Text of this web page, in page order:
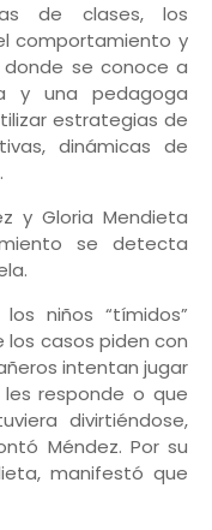
de clases, los
comportamiento y
se conoce a
y una pedagoga
estrategias de
dinámicas de
y Gloria Mendieta
se detecta
niños “tímidos”
los casos piden con
intentan jugar
responde o que
divirtiéndose,
Méndez. Por su
manifestó que